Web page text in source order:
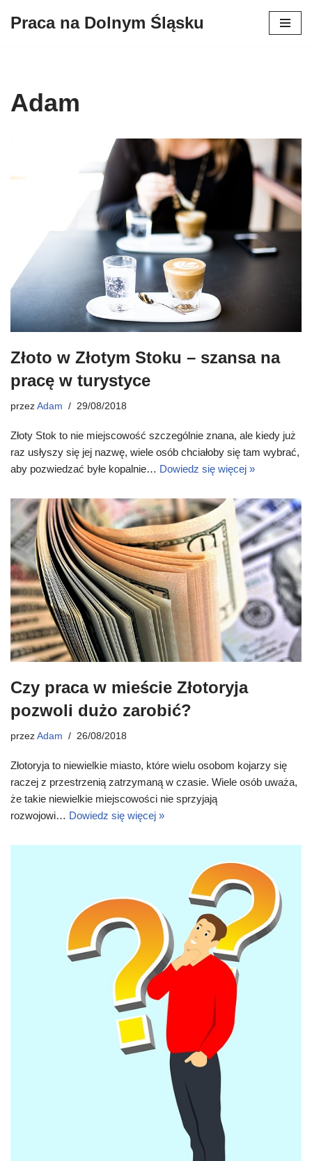
Praca na Dolnym Śląsku
Adam
Złoto w Złotym Stoku – szansa na
pracę w turystyce
przez Adam 29/08/2018
Złoty Stok to nie miejscowość szczególnie znana, ale kiedy już
raz usłyszy się jej nazwę, wiele osób chciałoby się tam wybrać,
aby pozwiedzać byłe kopalnie… Dowiedz się więcej »
Czy praca w mieście Złotoryja
pozwoli dużo zarobić?
przez Adam 26/08/2018
Złotoryja to niewielkie miasto, które wielu osobom kojarzy się
raczej z przestrzenią zatrzymaną w czasie. Wiele osób uważa,
że takie niewielkie miejscowości nie sprzyjają
rozwojowi… Dowiedz się więcej »